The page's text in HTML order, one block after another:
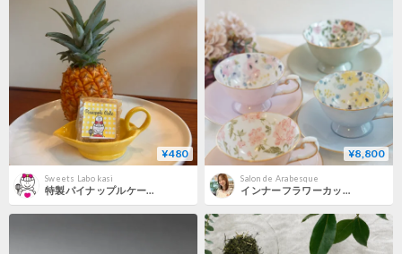
¥480
Sweets Labo kasi
特製パイナップルケーキ （ご自宅用）
¥8,800
Salon de Arabesque
インナーフラワーカップアンドソーサー